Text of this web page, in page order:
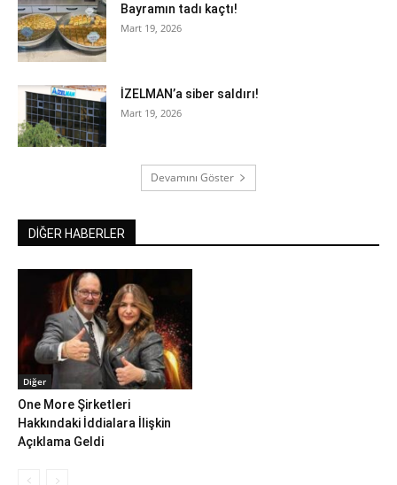
Bayramın tadı kaçtı!
Mart 19, 2026
İZELMAN’a siber saldırı!
Mart 19, 2026
Devamını Göster
DİĞER HABERLER
Diğer
One More Şirketleri
Hakkındaki İddialara İlişkin
Açıklama Geldi